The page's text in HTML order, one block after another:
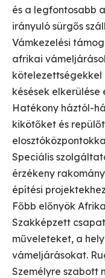
és a legfontosabb
irányuló sürgős
Vámkezelési
afrikai
kötelezettségekkel
késések
Hatékony háztól-
kikötőket és
Speciális
érzékeny
építési
Főbb előnyök
Szakképzett
műveleteket, a
vámeljárásokat.
Személyre szabott